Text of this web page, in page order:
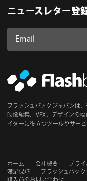
ニュースレター登
Email
ス
必
須
フラッシュバックジャパンは、
映像編集、VFX、デザインの
イターに役立つツールやサービ
セ
ホーム 会社概要 プラ
満足保証
フラッシュバッ